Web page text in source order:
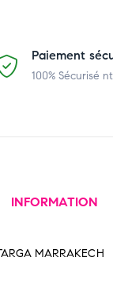
Paiement
100% Sécurisé
INFORMATION
MARRAKECH